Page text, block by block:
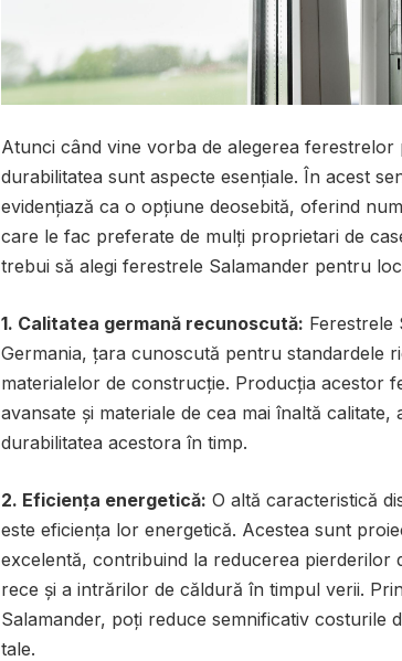
Atunci când vine vorba de alegerea ferestrelor
durabilitatea sunt aspecte esențiale. În acest
evidențiază ca o opțiune deosebită, oferind
care le fac preferate de mulți proprietari de
trebui să alegi ferestrele Salamander pentru
1. Calitatea germană recunoscută: Ferestrele
Germania, țara cunoscută pentru standardele
materialelor de construcție. Producția acestor
avansate și materiale de cea mai înaltă calitate,
durabilitatea acestora în timp.
2. Eficiența energetică: O altă caracteristică
este eficiența lor energetică. Acestea sunt
excelentă, contribuind la reducerea pierderilor
rece și a intrărilor de căldură în timpul verii.
Salamander, poți reduce semnificativ costurile
tale.